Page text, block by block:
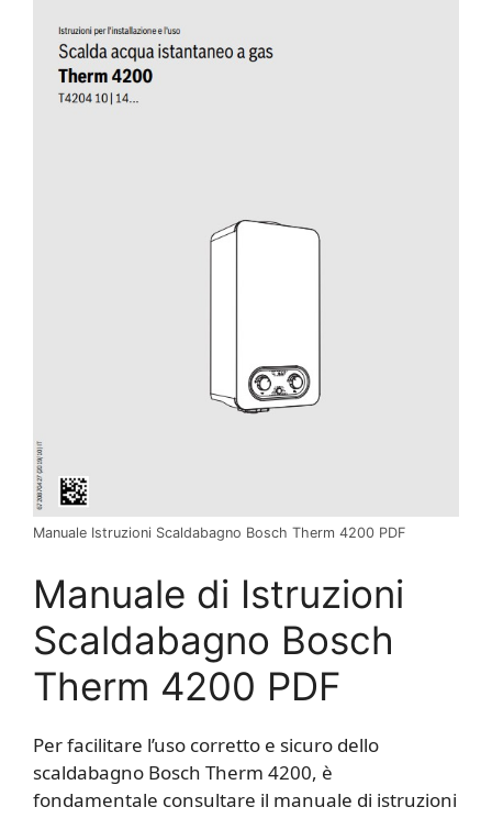
Manuale Istruzioni Scaldabagno Bosch Therm 4200 PDF
Manuale di Istruzioni
Scaldabagno Bosch
Therm 4200 PDF
Per facilitare l’uso corretto e sicuro dello
scaldabagno Bosch Therm 4200, è
fondamentale consultare il manuale di istruzioni